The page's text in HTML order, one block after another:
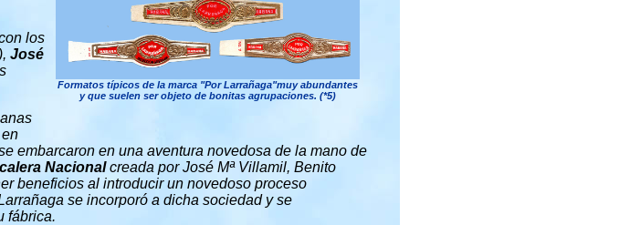
Formatos típicos de la marca "Por Larrañaga"muy abundantes
y que suelen ser objeto de bonitas agrupaciones. (*5)
los
José
embarcaron en una aventura novedosa de la mano de
Nacionalcreada por José Mª Villamil, Benito
beneficios al introducir un novedoso proceso
se incorporó a dicha sociedad y se
fábrica.